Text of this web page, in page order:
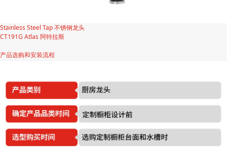
Stainless Steel Tap 不锈钢龙头
CT191G Atlas 阿特拉斯
产品选购和安装流程